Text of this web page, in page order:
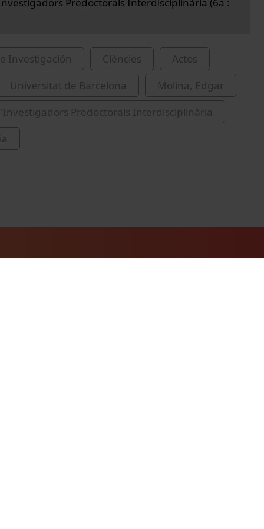
Predoctorals Interdisciplinària (6a :
Investigación Ciències
Actos
Universitat de Barcelona
Molina, Edgar
Predoctorals Interdisciplinària